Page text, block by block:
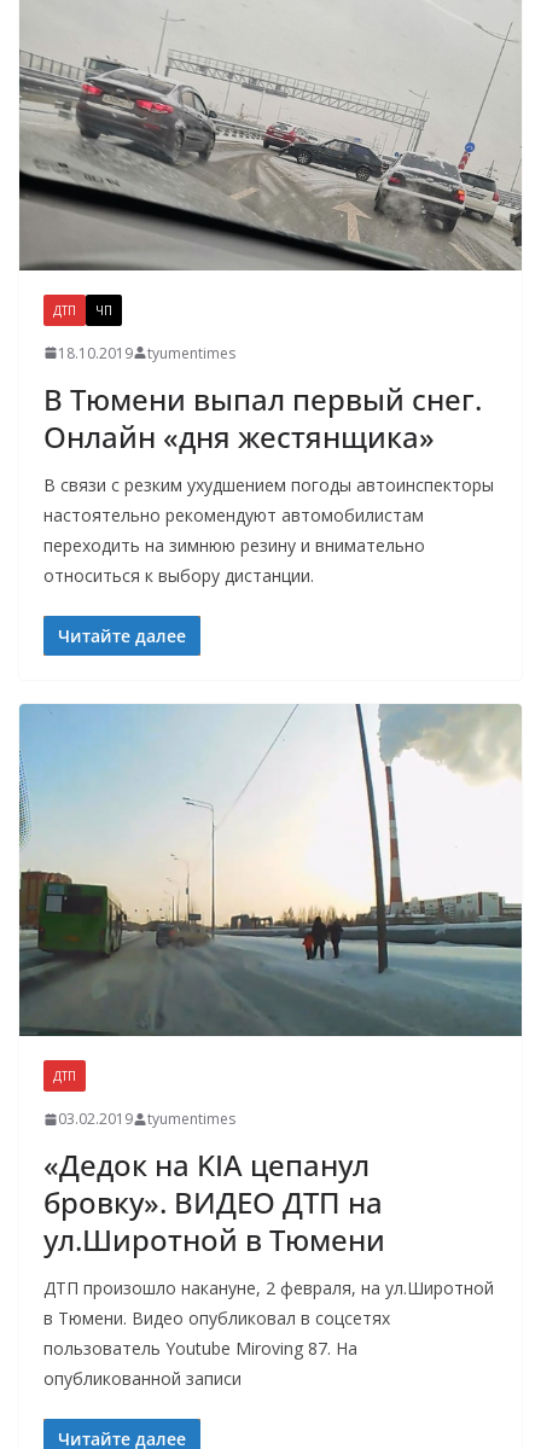
ДТП ЧП
18.10.2019 tyumentimes
В Тюмени выпал первый снег.
Онлайн «дня жестянщика»
В связи с резким ухудшением погоды автоинспекторы
настоятельно рекомендуют автомобилистам
переходить на зимнюю резину и внимательно
относиться к выбору дистанции.
Читайте далее
ДТП
03.02.2019 tyumentimes
«Дедок на KIA цепанул
бровку». ВИДЕО ДТП на
ул.Широтной в Тюмени
ДТП произошло накануне, 2 февраля, на ул.Широтной
в Тюмени. Видео опубликовал в соцсетях
пользователь Youtube Miroving 87. На
опубликованной записи
Читайте далее